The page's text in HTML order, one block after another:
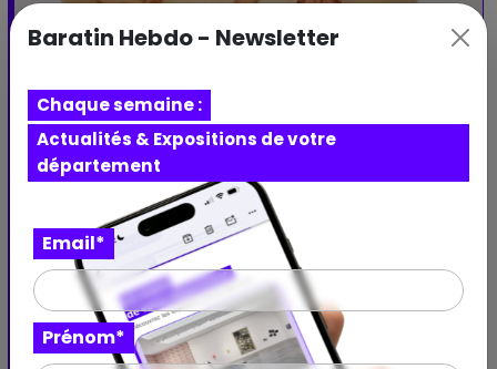
Baratin Hebdo - Newsletter
Chaque semaine :
Actualités & Expositions de votre
département
Email*
Prénom*